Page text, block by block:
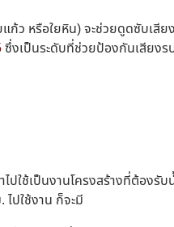
ก้ว หรือใยหิน) จะช่วยดูดซับเสี
ซึ่งเป็นระดับที่ช่วยป้องกันเสียง
ไปใช้เป็นงานโครงสร้างที่ต้อง
ปใช้งาน ก็จะมี